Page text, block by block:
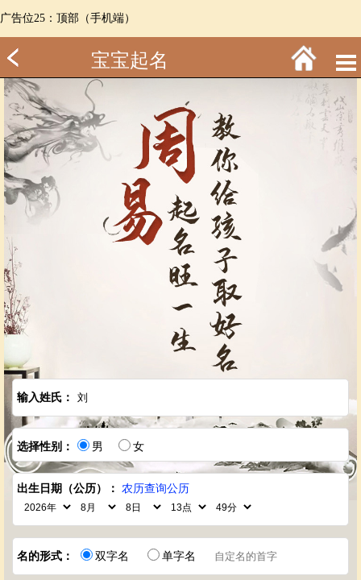
广告位25：顶部（手机端）
宝宝起名
输入姓氏：
选择性别： 男 女
出生日期（公历）： 农历查询公历
名的形式： 双字名 单字名